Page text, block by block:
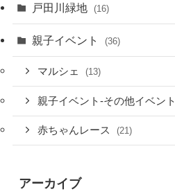
戸田川緑地 (16)
親子イベント (36)
マルシェ (13)
親子イベント-その他イベント
赤ちゃんレース (21)
アーカイブ